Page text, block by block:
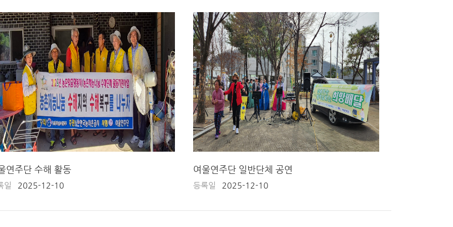
연주단 수해 활동
일 2025-12-10
여울연주단 일반단체 공연
등록일 2025-12-10